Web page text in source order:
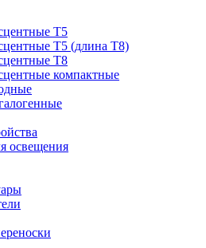
T5
T5 (длина T8)
T8
компактные
освещения